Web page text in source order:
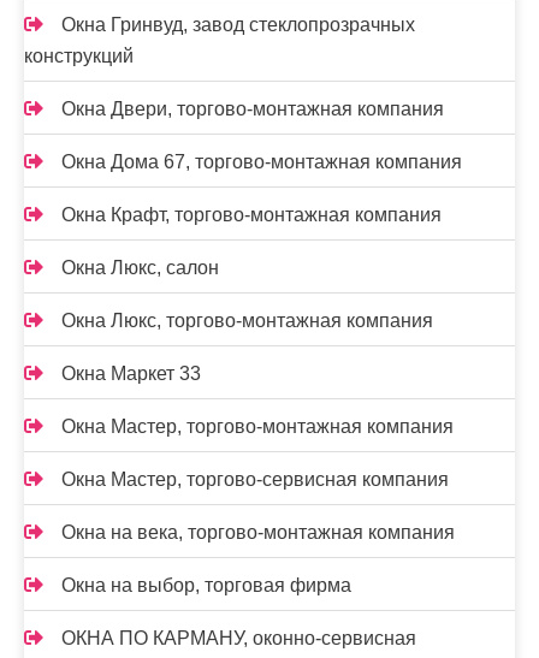
Окна Гринвуд, завод стеклопрозрачных
конструкций
Окна Двери, торгово-монтажная компания
Окна Дома 67, торгово-монтажная компания
Окна Крафт, торгово-монтажная компания
Окна Люкс, салон
Окна Люкс, торгово-монтажная компания
Окна Маркет 33
Окна Мастер, торгово-монтажная компания
Окна Мастер, торгово-сервисная компания
Окна на века, торгово-монтажная компания
Окна на выбор, торговая фирма
ОКНА ПО КАРМАНУ, оконно-сервисная